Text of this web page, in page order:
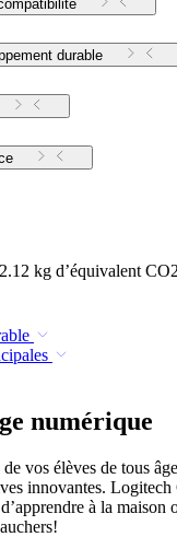
durable
kg d’équivalent CO2
numérique
vos élèves de tous
innovantes.
à la maison